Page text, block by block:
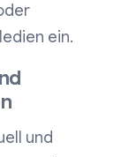
ein.
und